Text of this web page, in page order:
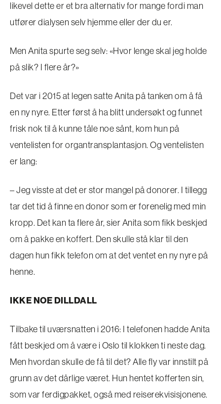
likevel dette er et bra alternativ for mange fordi man
utfører dialysen selv hjemme eller der du er.
Men Anita spurte seg selv: «Hvor lenge skal jeg holde
på slik? I flere år?»
Det var i 2015 at legen satte Anita på tanken om å få
en ny nyre. Etter først å ha blitt undersøkt og funnet
frisk nok til å kunne tåle noe sånt, kom hun på
ventelisten for organtransplantasjon. Og ventelisten
er lang:
– Jeg visste at det er stor mangel på donorer. I tillegg
tar det tid å finne en donor som er forenelig med min
kropp. Det kan ta flere år, sier Anita som fikk beskjed
om å pakke en koffert. Den skulle stå klar til den
dagen hun fikk telefon om at det ventet en ny nyre på
henne.
IKKE NOE DILLDALL
Tilbake til uværsnatten i 2016: I telefonen hadde Anita
fått beskjed om å være i Oslo til klokken ti neste dag.
Men hvordan skulle de få til det? Alle fly var innstilt på
grunn av det dårlige været. Hun hentet kofferten sin,
som var ferdigpakket, også med reiserekvisisjonene.